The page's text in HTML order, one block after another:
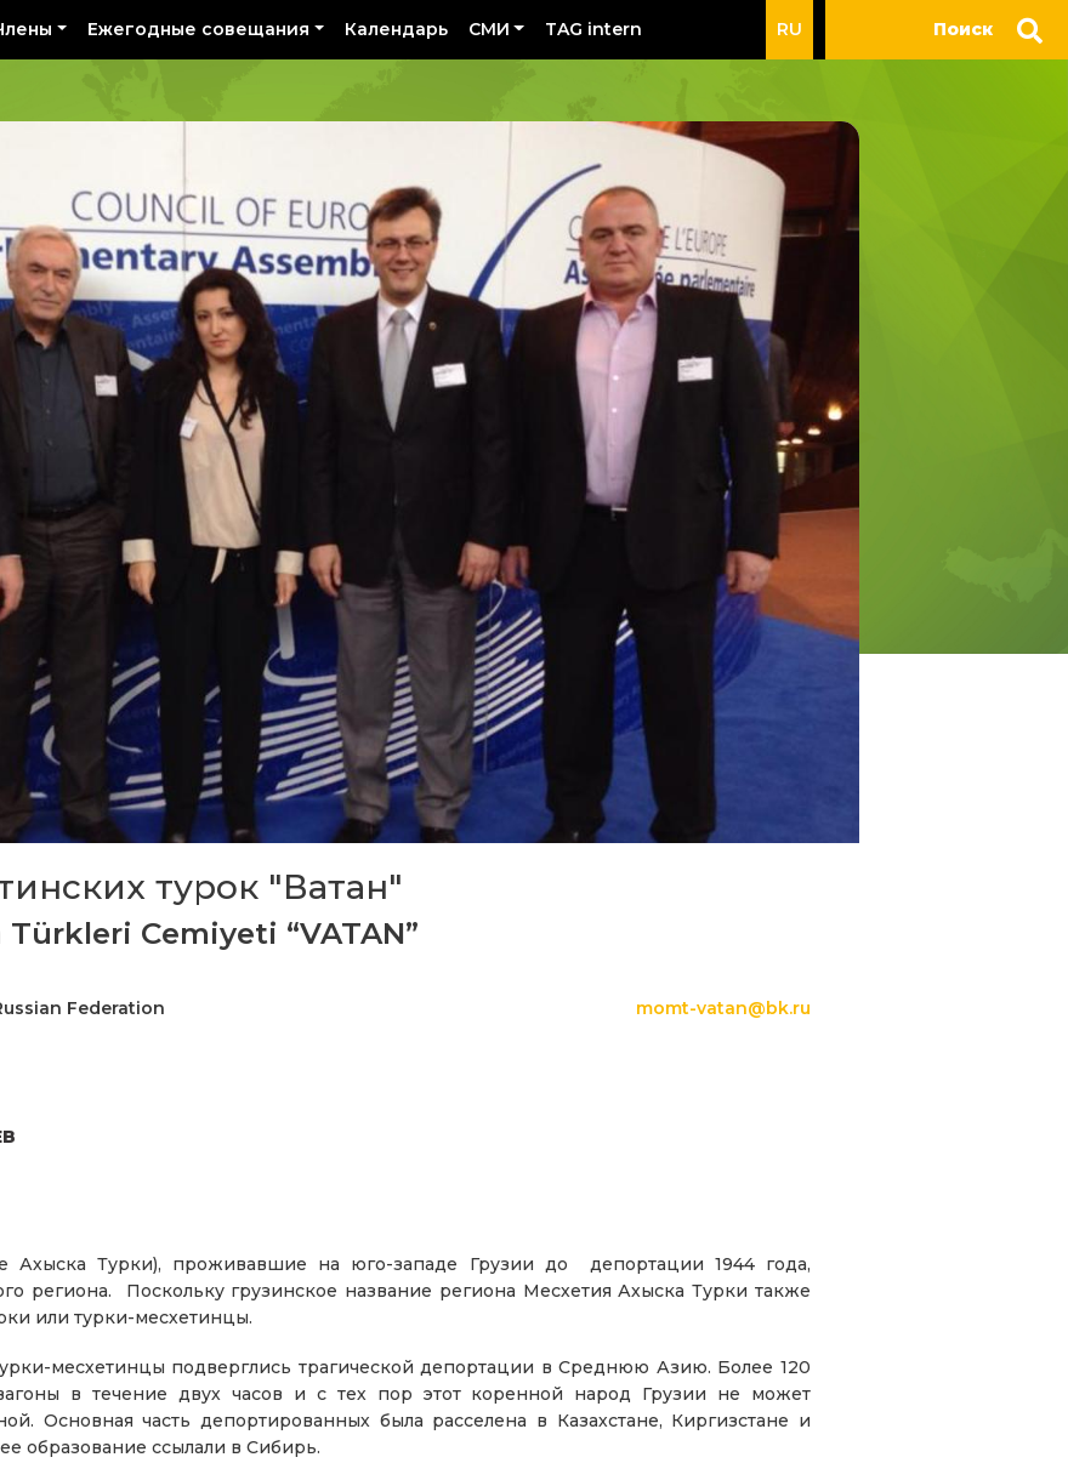
Ежегодные совещания Календарь СМИ TAG intern RU
турок "Ватан"
Türkleri Cemiyeti “VATAN”
Federation
momt-vatan@bk.ru
Ахыска Турки), проживавшие на юго-западе Грузии до депортации 1944 года,
региона. Поскольку грузинское название региона Месхетия Ахыска Турки также
или турки-месхетинцы.
месхетинцы подверглись трагической депортации в Среднюю Азию. Более 120
в течение двух часов и с тех пор этот коренной народ Грузии не может
Основная часть депортированных была расселена в Казахстане, Киргизстане и
образование ссылали в Сибирь.